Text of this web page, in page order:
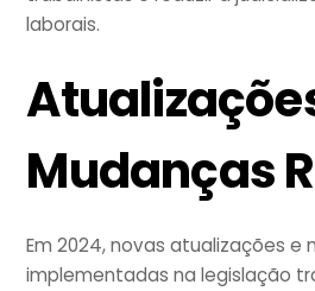
laborais.
Mudanças
Em 2024, novas atualizações e
implementadas na legislação